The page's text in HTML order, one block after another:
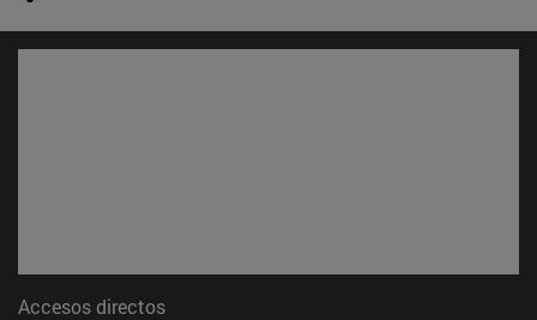
Accesos directos